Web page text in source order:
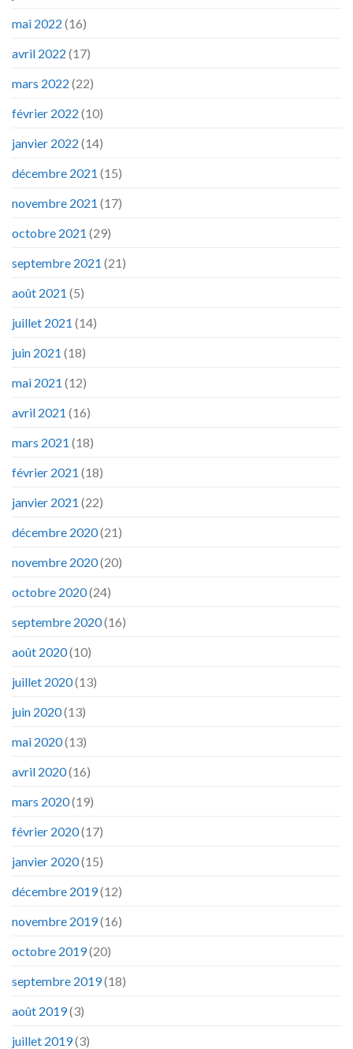
mai 2022 (16)
avril 2022 (17)
mars 2022 (22)
février 2022 (10)
janvier 2022 (14)
décembre 2021 (15)
novembre 2021 (17)
octobre 2021 (29)
septembre 2021 (21)
août 2021 (5)
juillet 2021 (14)
juin 2021 (18)
mai 2021 (12)
avril 2021 (16)
mars 2021 (18)
février 2021 (18)
janvier 2021 (22)
décembre 2020(21)
novembre 2020(20)
octobre 2020(24)
septembre 2020(16)
août 2020(10)
juillet 2020(13)
juin 2020(13)
mai 2020(13)
avril 2020(16)
mars 2020(19)
février 2020(17)
janvier 2020(15)
décembre 2019(12)
novembre 2019(16)
octobre 2019(20)
septembre 2019(18)
août 2019(3)
juillet 2019(3)